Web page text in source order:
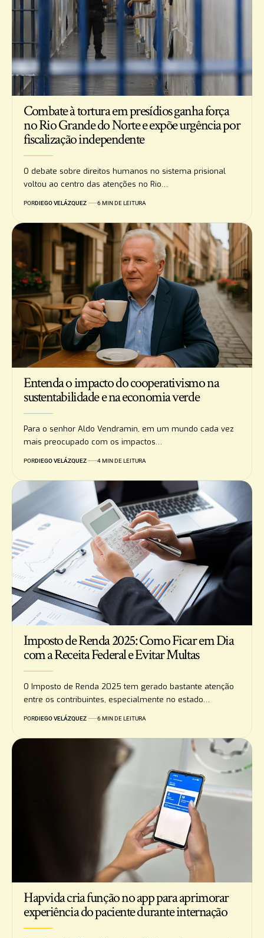
Combate à tortura em presídios ganha força
no Rio Grande do Norte e expõe urgência por
fiscalização independente
O debate sobre direitos humanos no sistema prisional
voltou ao centro das atenções no Rio…
PORDIEGO VELÁZQUEZ 6 MIN DE LEITURA
Entenda o impacto do cooperativismo na
sustentabilidade e na economia verde
Para o senhor Aldo Vendramin, em um mundo cada vez
mais preocupado com os impactos…
PORDIEGO VELÁZQUEZ 4 MIN DE LEITURA
Imposto de Renda 2025: Como Ficar em Dia
com a Receita Federal e Evitar Multas
O Imposto de Renda 2025 tem gerado bastante atenção
entre os contribuintes, especialmente no estado…
PORDIEGO VELÁZQUEZ 6 MIN DE LEITURA
Hapvida cria função no app para aprimorar
experiência do paciente durante internação